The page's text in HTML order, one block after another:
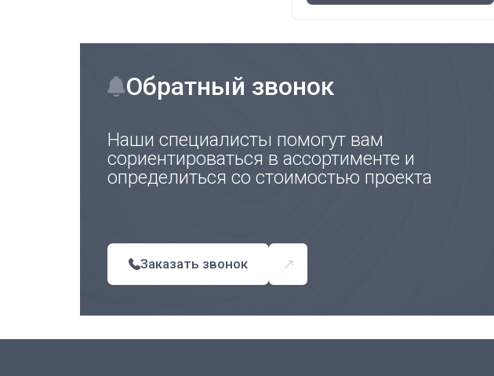
Обратный звонок
Наши специалисты помогут вам
сориентироваться в ассортименте и
определиться со стоимостью проекта
Заказать звонок